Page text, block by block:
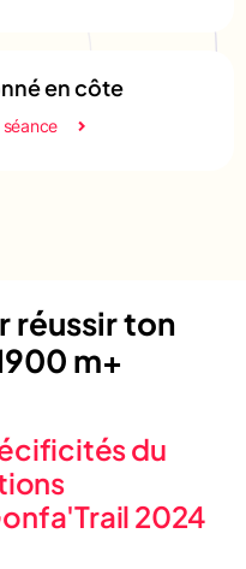
en côte
réussir ton
m+
du
2024